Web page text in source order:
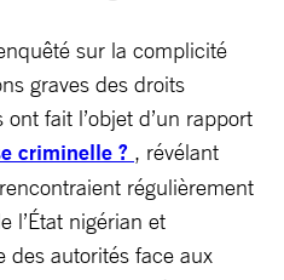
sur la complicité
graves des droits
fait l’objet d’un rapport
criminelle ? , révélant
régulièrement
l’État nigérian et
des autorités face aux